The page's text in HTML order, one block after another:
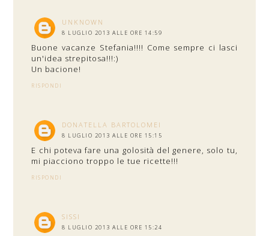
UNKNOWN
8 LUGLIO 2013 ALLE ORE 14:59
Buone vacanze Stefania!!!! Come sempre ci lasci
un'idea strepitosa!!!:)
Un bacione!
RISPONDI
DONATELLA BARTOLOMEI
8 LUGLIO 2013 ALLE ORE 15:15
E chi poteva fare una golosità del genere, solo tu,
mi piacciono troppo le tue ricette!!!
RISPONDI
SISSI
8 LUGLIO 2013 ALLE ORE 15:24